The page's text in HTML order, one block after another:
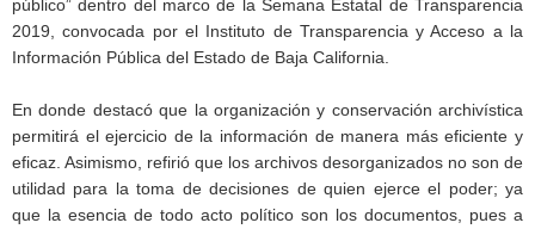
público” dentro del marco de la Semana Estatal de Transparencia
2019, convocada por el Instituto de Transparencia y Acceso a la
Información Pública del Estado de Baja California.
En donde destacó que la organización y conservación archivística
permitirá el ejercicio de la información de manera más eficiente y
eficaz. Asimismo, refirió que los archivos desorganizados no son de
utilidad para la toma de decisiones de quien ejerce el poder; ya
que la esencia de todo acto político son los documentos, pues a